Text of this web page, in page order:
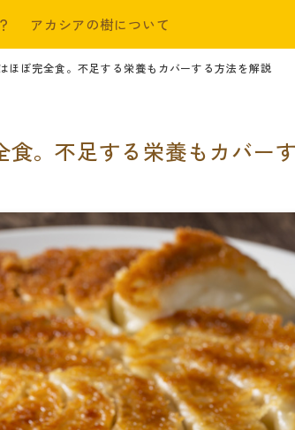
アカシアの樹について
ほぼ完全食。不足する栄養もカバーする方法を解説
食。不足する栄養もカバー